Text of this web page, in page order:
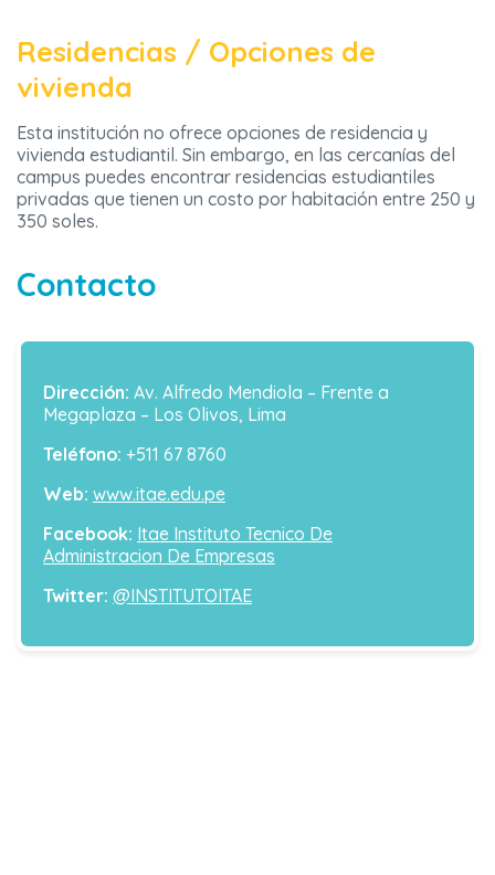
Residencias / Opciones de
vivienda
Esta institución no ofrece opciones de residencia y
vivienda estudiantil. Sin embargo, en las cercanías del
campus puedes encontrar residencias estudiantiles
privadas que tienen un costo por habitación entre 250 y
350 soles.
Contacto
Dirección: Av. Alfredo Mendiola – Frente a
Megaplaza – Los Olivos, Lima
Teléfono: +511 67 8760
Web: www.itae.edu.pe
Facebook: Itae Instituto Tecnico De
Administracion De Empresas
Twitter: @INSTITUTOITAE